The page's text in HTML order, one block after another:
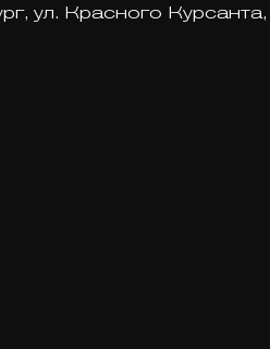
ул. Красного